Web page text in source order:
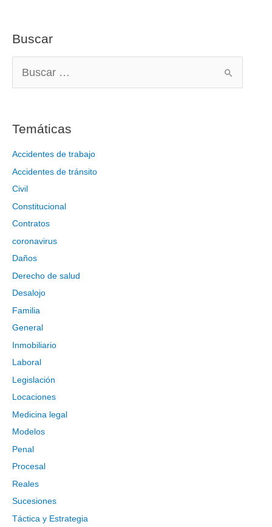
Buscar
u
a
r
p
:
Temáticas
Accidentes de trabajo
Accidentes de tránsito
Civil
Constitucional
Contratos
coronavirus
Daños
Derecho de salud
Desalojo
Familia
General
Inmobiliario
Laboral
Legislación
Locaciones
Medicina legal
Modelos
Penal
Procesal
Reales
Sucesiones
Táctica y Estrategia